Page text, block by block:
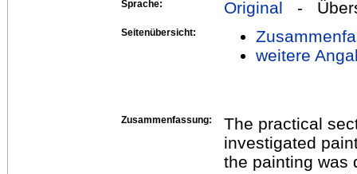
Sprache:
Original -
Seitenübersicht:
weitere
Zusammenfassung:
The practical
investigated
the painting was